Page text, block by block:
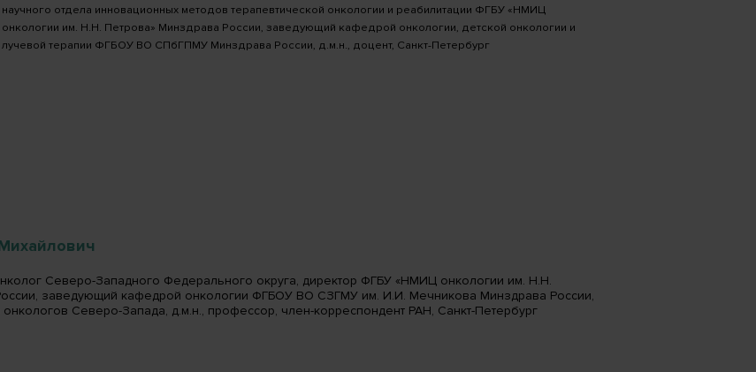
научного отдела инновационных методов терапевтической онкологии и реабилитации ФГБУ «НМИЦ
онкологии им. Н.Н. Петрова» Минздрава России, заведующий кафедрой онкологии, детской онкологии и
лучевой терапии ФГБОУ ВО СПбГПМУ Минздрава России, д.м.н., доцент, Санкт-Петербург
Северо-Западного Федерального округа, директор ФГБУ «НМИЦ онкологии им. Н.Н.
заведующий кафедрой онкологии ФГБОУ ВО СЗГМУ им. И.И. Мечникова Минздрава России,
онкологов Северо-Запада, д.м.н., профессор, член-корреспондент РАН, Санкт-Петербург